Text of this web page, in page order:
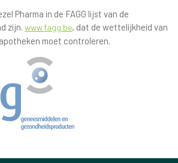
Pharma in de FAGG lijst van de
zijn. www.fagg.be, dat de wettelijkheid van
moet controleren.